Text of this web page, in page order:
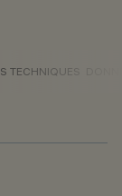
TECHNIQUES